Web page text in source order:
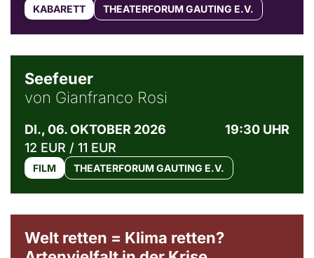
KABARETT THEATERFORUM GAUTING E.V.
Seefeuer
von Gianfranco Rosi
DI., 06. OKTOBER 2026
19:30 UHR
12 EUR / 11 EUR
FILM THEATERFORUM GAUTING E.V.
Welt retten = Klima retten?